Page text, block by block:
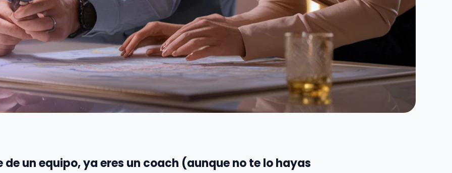
de un equipo, ya eres un coach (aunque no te lo hayas